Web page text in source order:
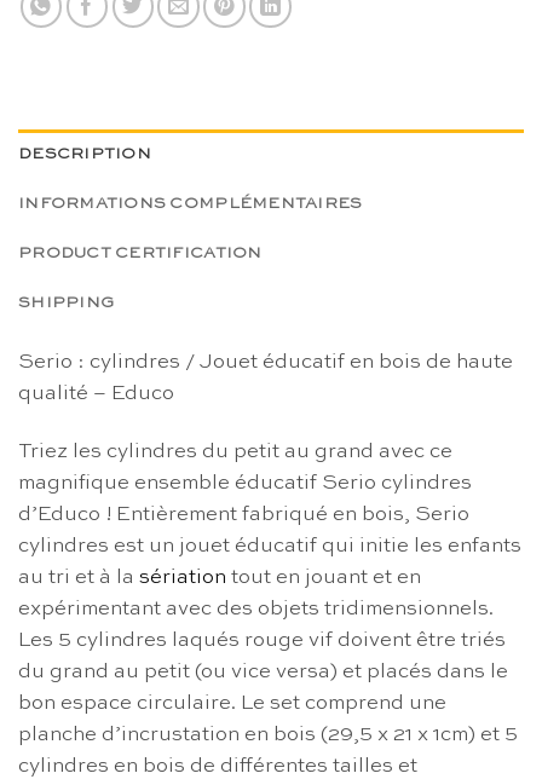
DESCRIPTION
INFORMATIONS COMPLÉMENTAIRES
PRODUCT CERTIFICATION
SHIPPING
Serio : cylindres / Jouet éducatif en bois de haute
qualité – Educo
Triez les cylindres du petit au grand avec ce
magnifique ensemble éducatif Serio cylindres
d’Educo ! Entièrement fabriqué en bois, Serio
cylindres est un jouet éducatif qui initie les enfants
au tri et à la sériation tout en jouant et en
expérimentant avec des objets tridimensionnels.
Les 5 cylindres laqués rouge vif doivent être triés
du grand au petit (ou vice versa) et placés dans le
bon espace circulaire. Le set comprend une
planche d’incrustation en bois (29,5 x 21 x 1cm) et 5
cylindres en bois de différentes tailles et